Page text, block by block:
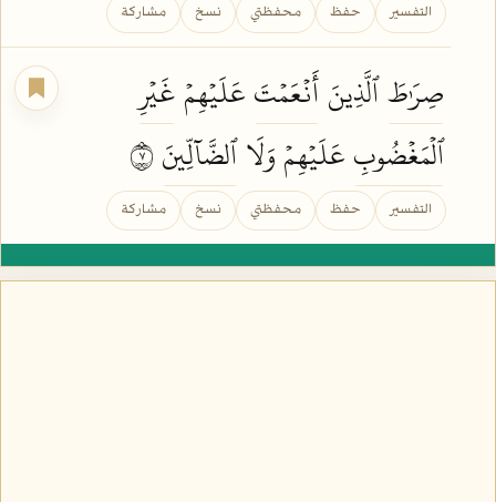
التفسير حفظ محفظتي نسخ مشاركة
صِرَٰطَٱلَّذِينَأَنۡعَمۡتَعَلَيۡهِمۡغَيۡرِ
ٱلۡمَغۡضُوبِعَلَيۡهِمۡ وَلَاٱلضَّآلِّينَ
التفسير حفظ محفظتي نسخ مشاركة